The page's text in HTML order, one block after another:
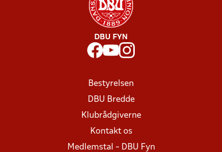
DBU FYN
Bestyrelsen
DBU Bredde
Klubrådgiverne
Kontakt os
Medlemstal - DBU Fyn